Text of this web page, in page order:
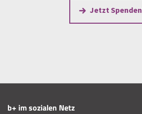
Jetzt
b+ im sozialen Netz